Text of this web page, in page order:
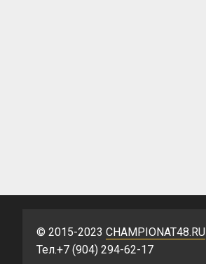
© 2015-2023 CHAMPIONAT48.RU
Тел.+7 (904) 294-62-17